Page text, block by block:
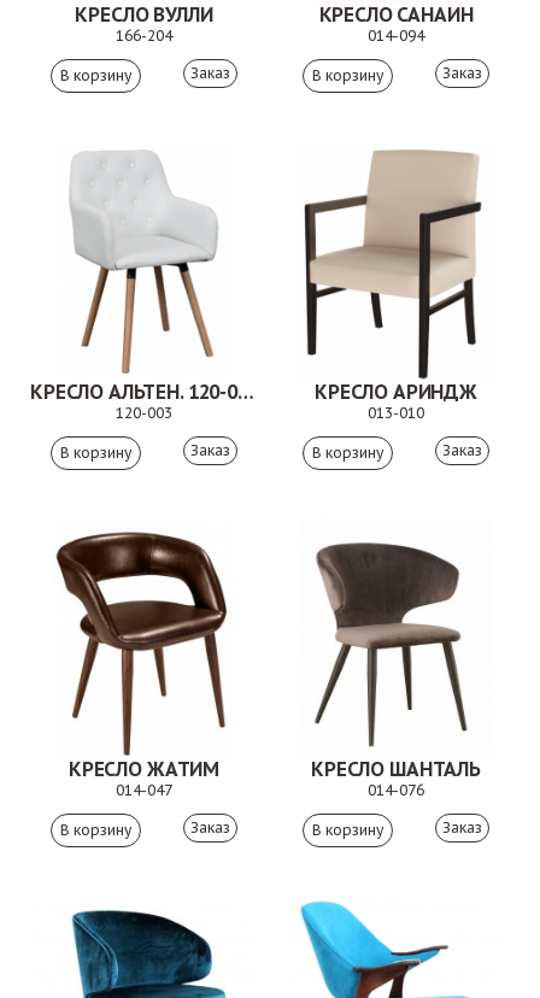
КРЕСЛО ВУЛЛИ
166-204
Заказ
КРЕСЛО САНАИН
014-094
Заказ
КРЕСЛО АЛЬТЕН. 120-003
120-003
Заказ
КРЕСЛО АРИНДЖ
013-010
Заказ
КРЕСЛО ЖАТИМ
014-047
Заказ
КРЕСЛО ШАНТАЛЬ
014-076
Заказ